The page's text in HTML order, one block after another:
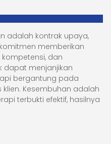
adalah kontrak upaya,
memberikan
dan
dapat menjanjikan
bergantung pada
Kesembuhan adalah
terbukti efektif, hasilnya